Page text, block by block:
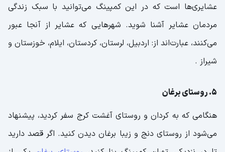
عشایری‌ها است که در این کمپینگ می‌توانید با سبک زندگی
مردمان عشایر آشنا شوید. شهرهایی که عشایر از آنجا عبور
می‌کنند، عبارت‌اند از: اردبیل، لرستان، کردستان، ایلام، خوزستان و
شیراز .
5. روستای برغان
هنگامی که به کردان و روستای آغشت کرج سفر کردید، پیشنهاد
می‌شود از روستای دنج و زیبا برغان دیدن کنید. اگر قصد دارید